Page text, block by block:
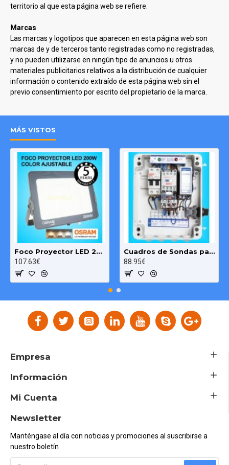
territorio al que esta página web se refiere.
Marcas
Las marcas y logotipos que aparecen en esta página web son
marcas de y de terceros tanto registradas como no registradas,
y no pueden utilizarse en ningún tipo de anuncios u otros
materiales publicitarios relativos a la distribución de cualquier
información o contenido extraído de esta página web sin el
previo consentimiento por escrito del propietario de la marca.
MÁS VISTOS
Foco Proyector LED 200W OSRAM IP65 Color Ajustable Exterior e Interior
107.63€
Cuadros de Sondas para bomba Sumergibles 3.00 HP monofásico Pozo MAXGE
88.95€
Empresa
Información
Mi Cuenta
Newsletter
Manténgase al día con noticias y promociones al suscribirse a
nuestro boletín